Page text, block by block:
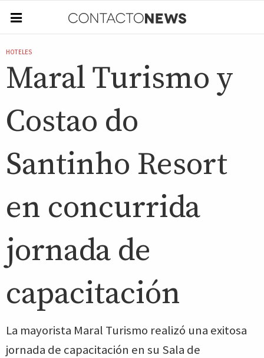
HOTELES
Maral Turismo y
Costao do
Santinho Resort
en concurrida
jornada de
capacitación
La mayorista Maral Turismo realizó una exitosa
jornada de capacitación en su Sala de